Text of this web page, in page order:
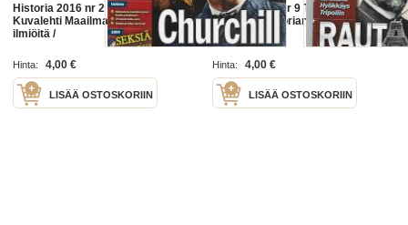
Historia 2016 nr 2 Tieteen
Kuvalehti Maailmanhistorian
ilmiöitä /
Hinta: 4,00 €
LISÄÄ OSTOSKORIIN
Historia 2011nr 9 Tieteen Kuvalehti
Maailmanhistorian ilmiöitä /
Hinta: 4,00 €
LISÄÄ OSTOSKORIIN